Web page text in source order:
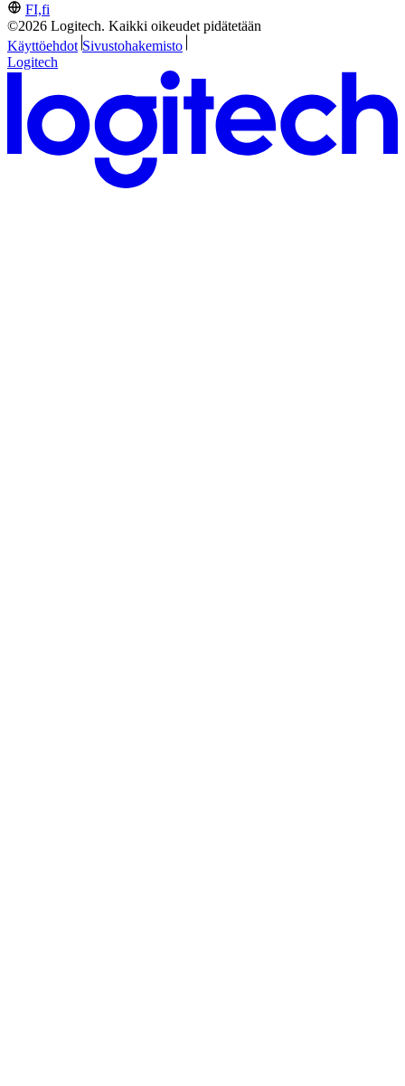
FI,fi
©2026 Logitech. Kaikki oikeudet pidätetään
Käyttöehdot Sivustohakemisto
Logitech